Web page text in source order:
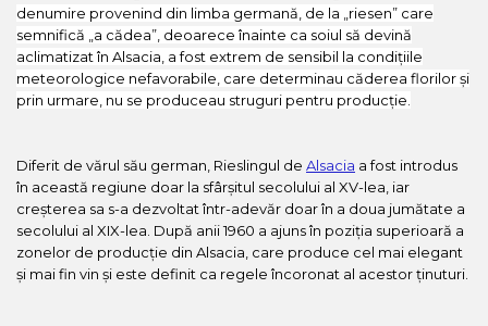
Pinot Gris
Muscat
Gewürztraminer
Macabeu
Garnacha
Tempranillo
Shiraz
Cabernet
Xarel
denumire provenind din limba germană, de la „riesen” care
semnifică „a cădea”, deoarece înainte ca soiul să devină
aclimatizat în Alsacia, a fost extrem de sensibil la condițiile
meteorologice nefavorabile, care determinau căderea florilor și
prin urmare, nu se produceau struguri pentru producție.
Diferit de vărul său german, Rieslingul de Alsacia a fost introdus
în această regiune doar la sfârșitul secolului al XV-lea, iar
creșterea sa s-a dezvoltat într-adevăr doar în a doua jumătate a
secolului al XIX-lea. După anii 1960 a ajuns în poziția superioară a
zonelor de producție din Alsacia, care produce cel mai elegant
și mai fin vin și este definit ca regele încoronat al acestor ținuturi.